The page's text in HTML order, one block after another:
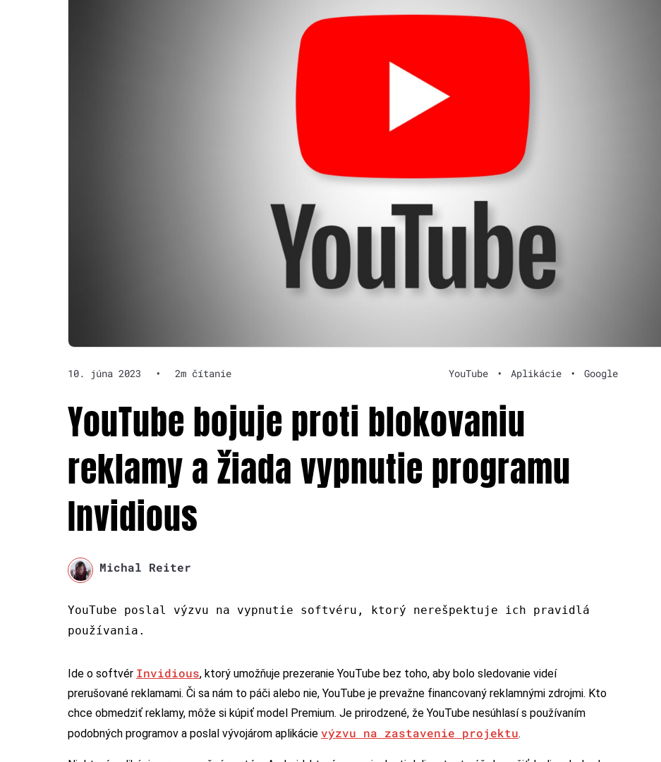
10. júna 2023 • 2m čítanie YouTube • Aplikácie • Google
YouTube bojuje proti blokovaniu
reklamy a žiada vypnutie programu
Invidious
Michal Reiter
YouTube poslal výzvu na vypnutie softvéru, ktorý nerešpektuje ich pravidlá
používania.
Ide o softvér Invidious, ktorý umožňuje prezeranie YouTube bez toho, aby bolo sledovanie videí
prerušované reklamami. Či sa nám to páči alebo nie, YouTube je prevažne financovaný reklamnými zdrojmi. Kto
chce obmedziť reklamy, môže si kúpiť model Premium. Je prirodzené, že YouTube nesúhlasí s používaním
podobných programov a poslal vývojárom aplikácie výzvu na zastavenie projektu.